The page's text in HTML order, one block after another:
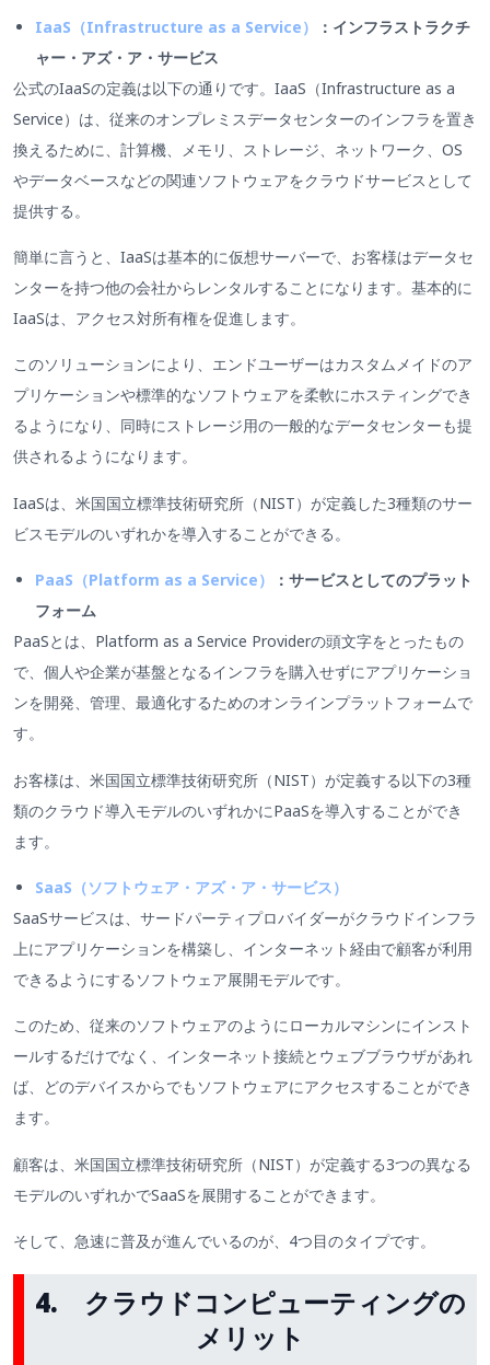
IaaS（Infrastructure as a Service）
：インフラストラクチ
ャー・アズ・ア・サービス
公式のIaaSの定義は以下の通りです。IaaS（Infrastructure as a
Service）は、従来のオンプレミスデータセンターのインフラを置き
換えるために、計算機、メモリ、ストレージ、ネットワーク、OS
やデータベースなどの関連ソフトウェアをクラウドサービスとして
提供する。
簡単に言うと、IaaSは基本的に仮想サーバーで、お客様はデータセ
ンターを持つ他の会社からレンタルすることになります。基本的に
IaaSは、アクセス対所有権を促進します。
このソリューションにより、エンドユーザーはカスタムメイドのア
プリケーションや標準的なソフトウェアを柔軟にホスティングでき
るようになり、同時にストレージ用の一般的なデータセンターも提
供されるようになります。
IaaSは、米国国立標準技術研究所（NIST）が定義した3種類のサー
ビスモデルのいずれかを導入することができる。
PaaS（Platform as a Service）
：サービスとしてのプラット
フォーム
PaaSとは、Platform as a Service Providerの頭文字をとったもの
で、個人や企業が基盤となるインフラを購入せずにアプリケーショ
ンを開発、管理、最適化するためのオンラインプラットフォームで
す。
お客様は、米国国立標準技術研究所（NIST）が定義する以下の3種
類のクラウド導入モデルのいずれかにPaaSを導入することができ
ます。
SaaS（ソフトウェア・アズ・ア・サービス）
SaaSサービスは、サードパーティプロバイダーがクラウドインフラ
上にアプリケーションを構築し、インターネット経由で顧客が利用
できるようにするソフトウェア展開モデルです。
このため、従来のソフトウェアのようにローカルマシンにインスト
ールするだけでなく、インターネット接続とウェブブラウザがあれ
ば、どのデバイスからでもソフトウェアにアクセスすることができ
ます。
顧客は、米国国立標準技術研究所（NIST）が定義する3つの異なる
モデルのいずれかでSaaSを展開することができます。
そして、急速に普及が進んでいるのが、4つ目のタイプです。
4.
クラウドコンピューティングの
メリット